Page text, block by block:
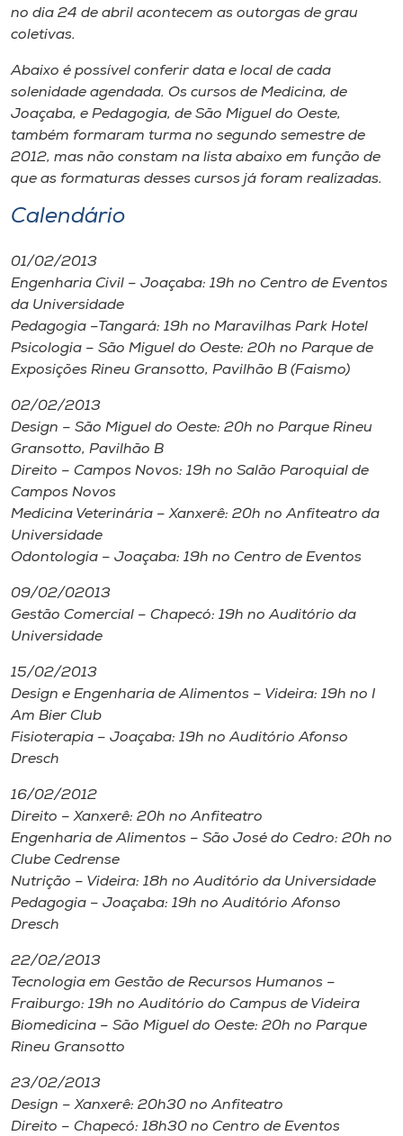
CPA
Biblioteca
Editora
Rádio
Unoesc
Store
Selecione
o idioma
A+
A-
no dia 24 de abril acontecem as outorgas de grau
coletivas.
Abaixo é possível conferir data e local de cada
solenidade agendada. Os cursos de Medicina, de
Joaçaba, e Pedagogia, de São Miguel do Oeste,
também formaram turma no segundo semestre de
2012, mas não constam na lista abaixo em função de
que as formaturas desses cursos já foram realizadas.
Calendário
01/02/2013
Engenharia Civil – Joaçaba: 19h no Centro de Eventos
da Universidade
Pedagogia –Tangará: 19h no Maravilhas Park Hotel
Psicologia – São Miguel do Oeste: 20h no Parque de
Exposições Rineu Gransotto, Pavilhão B (Faismo)
02/02/2013
Design – São Miguel do Oeste: 20h no Parque Rineu
Gransotto, Pavilhão B
Direito – Campos Novos: 19h no Salão Paroquial de
Campos Novos
Medicina Veterinária – Xanxerê: 20h no Anfiteatro da
Universidade
Odontologia – Joaçaba: 19h no Centro de Eventos
09/02/02013
Gestão Comercial – Chapecó: 19h no Auditório da
Universidade
15/02/2013
Design e Engenharia de Alimentos – Videira: 19h no I
Am Bier Club
Fisioterapia – Joaçaba: 19h no Auditório Afonso
Dresch
16/02/2012
Direito – Xanxerê: 20h no Anfiteatro
Engenharia de Alimentos – São José do Cedro: 20h no
Clube Cedrense
Nutrição – Videira: 18h no Auditório da Universidade
Pedagogia – Joaçaba: 19h no Auditório Afonso
Dresch
22/02/2013
Tecnologia em Gestão de Recursos Humanos –
Fraiburgo: 19h no Auditório do Campus de Videira
Biomedicina – São Miguel do Oeste: 20h no Parque
Rineu Gransotto
23/02/2013
Design – Xanxerê: 20h30 no Anfiteatro
Direito – Chapecó: 18h30 no Centro de Eventos